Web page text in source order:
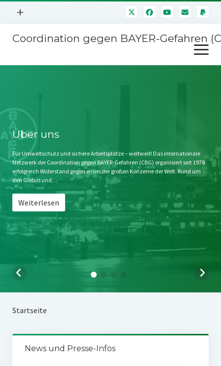
Menü
+
Mitmachen
Kontakt
Impressum
Störfälle
Coordination gegen BAYER-Gefahren
Menü
öffnen
Stichwort BAYER
Jahrestagung
SPENDEN
Über uns
Für Umweltschutz und sichere Arbeitsplätze – weltweit! Das internationale
Netzwerk der Coordination gegen BAYER-Gefahren (CBG) organisiert seit 1978
erfolgreich Widerstand gegen einen der großen Konzerne der Welt. Rund um
den Globus und…
Weiterlesen
Startseite
News und Presse-Infos